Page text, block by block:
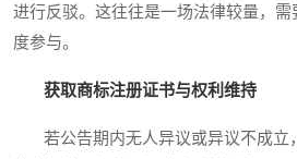
进行反驳。这往往是一场法律较量，
度参与。
获取商标注册证书与权利维持
若公告期内无人异议或异议不成立